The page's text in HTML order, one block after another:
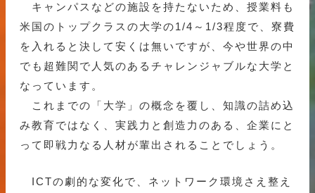
キャンパスなどの施設を持たないため、授業料も
米国のトップクラスの大学の1/4～1/3程度で、寮費
を入れると決して安くは無いですが、今や世界の中
でも超難関で人気のあるチャレンジャブルな大学と
なっています。
これまでの「大学」の概念を覆し、知識の詰め込
み教育ではなく、実践力と創造力のある、企業にと
って即戦力なる人材が輩出されることでしょう。
ICTの劇的な変化で、ネットワーク環境さえ整え